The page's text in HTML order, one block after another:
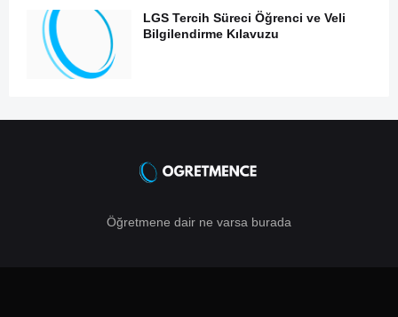
LGS Tercih Süreci Öğrenci ve Veli
Bilgilendirme Kılavuzu
Öğretmene dair ne varsa burada